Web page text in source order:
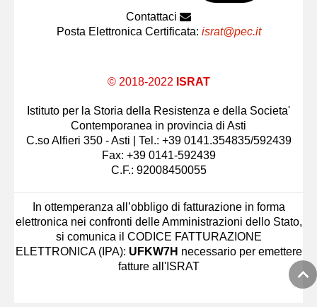
Contattaci
Posta Elettronica Certificata: israt@pec.it
© 2018-2022 ISRAT
Istituto per la Storia della Resistenza e della Societa'
Contemporanea in provincia di Asti
C.so Alfieri 350 - Asti | Tel.: +39 0141.354835/592439
Fax: +39 0141-592439
C.F.: 92008450055
In ottemperanza all’obbligo di fatturazione in forma
elettronica nei confronti delle Amministrazioni dello Stato,
si comunica il CODICE FATTURAZIONE
ELETTRONICA (IPA): UFKW7H necessario per emettere
fatture all'ISRAT